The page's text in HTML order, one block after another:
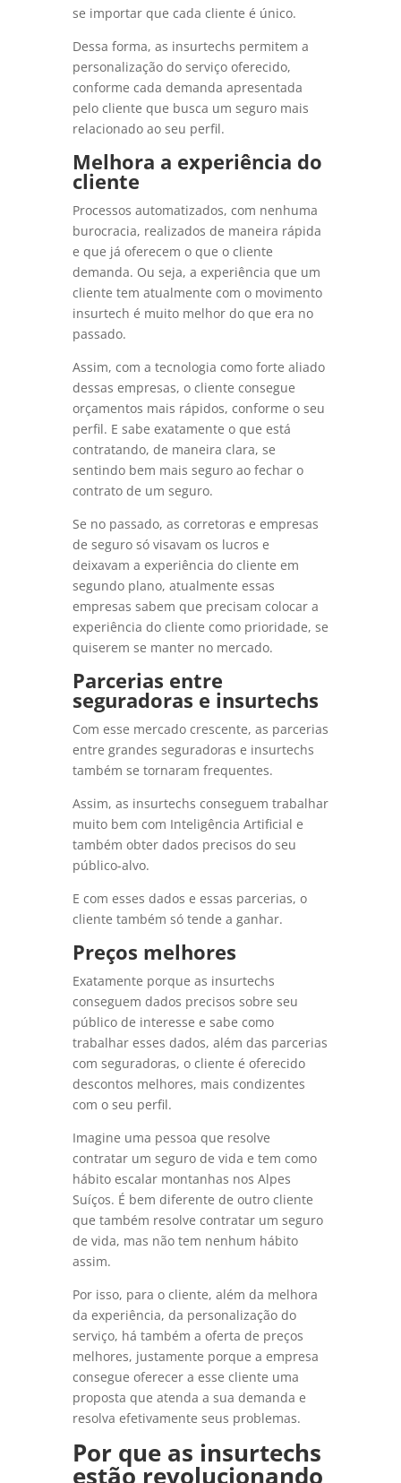
se importar que cada cliente é único.
Dessa forma, as insurtechs permitem a
personalização do serviço oferecido,
conforme cada demanda apresentada
pelo cliente que busca um seguro mais
relacionado ao seu perfil.
Melhora a experiência do
cliente
Processos automatizados, com nenhuma
burocracia, realizados de maneira rápida
e que já oferecem o que o cliente
demanda. Ou seja, a experiência que um
cliente tem atualmente com o movimento
insurtech é muito melhor do que era no
passado.
Assim, com a tecnologia como forte aliado
dessas empresas, o cliente consegue
orçamentos mais rápidos, conforme o seu
perfil. E sabe exatamente o que está
contratando, de maneira clara, se
sentindo bem mais seguro ao fechar o
contrato de um seguro.
Se no passado, as corretoras e empresas
de seguro só visavam os lucros e
deixavam a experiência do cliente em
segundo plano, atualmente essas
empresas sabem que precisam colocar a
experiência do cliente como prioridade, se
quiserem se manter no mercado.
Parcerias entre
seguradoras e insurtechs
Com esse mercado crescente, as parcerias
entre grandes seguradoras e insurtechs
também se tornaram frequentes.
Assim, as insurtechs conseguem trabalhar
muito bem com Inteligência Artificial e
também obter dados precisos do seu
público-alvo.
E com esses dados e essas parcerias, o
cliente também só tende a ganhar.
Preços melhores
Exatamente porque as insurtechs
conseguem dados precisos sobre seu
público de interesse e sabe como
trabalhar esses dados, além das parcerias
com seguradoras, o cliente é oferecido
descontos melhores, mais condizentes
com o seu perfil.
Imagine uma pessoa que resolve
contratar um seguro de vida e tem como
hábito escalar montanhas nos Alpes
Suíços. É bem diferente de outro cliente
que também resolve contratar um seguro
de vida, mas não tem nenhum hábito
assim.
Por isso, para o cliente, além da melhora
da experiência, da personalização do
serviço, há também a oferta de preços
melhores, justamente porque a empresa
consegue oferecer a esse cliente uma
proposta que atenda a sua demanda e
resolva efetivamente seus problemas.
Por que as insurtechs
estão revolucionando